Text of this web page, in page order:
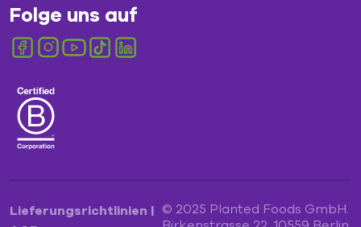
Folge uns auf
Lieferungsrichtlinien | © 2025 Planted Foods GmbH.